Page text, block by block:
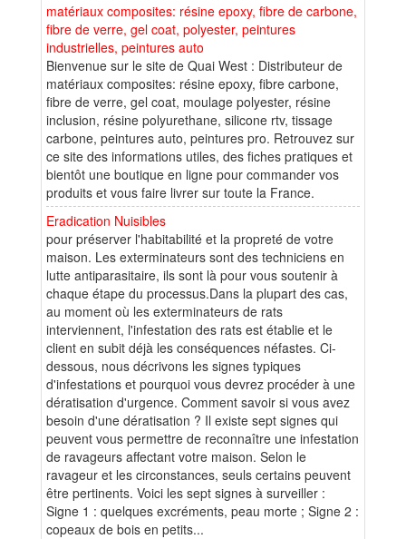
matériaux composites: résine epoxy, fibre de carbone,
fibre de verre, gel coat, polyester, peintures
industrielles, peintures auto
Bienvenue sur le site de Quai West : Distributeur de
matériaux composites: résine epoxy, fibre carbone,
fibre de verre, gel coat, moulage polyester, résine
inclusion, résine polyurethane, silicone rtv, tissage
carbone, peintures auto, peintures pro. Retrouvez sur
ce site des informations utiles, des fiches pratiques et
bientôt une boutique en ligne pour commander vos
produits et vous faire livrer sur toute la France.
Eradication Nuisibles
pour préserver l'habitabilité et la propreté de votre
maison. Les exterminateurs sont des techniciens en
lutte antiparasitaire, ils sont là pour vous soutenir à
chaque étape du processus.Dans la plupart des cas,
au moment où les exterminateurs de rats
interviennent, l'infestation des rats est établie et le
client en subit déjà les conséquences néfastes. Ci-
dessous, nous décrivons les signes typiques
d'infestations et pourquoi vous devrez procéder à une
dératisation d'urgence. Comment savoir si vous avez
besoin d'une dératisation ? Il existe sept signes qui
peuvent vous permettre de reconnaître une infestation
de ravageurs affectant votre maison. Selon le
ravageur et les circonstances, seuls certains peuvent
être pertinents. Voici les sept signes à surveiller :
Signe 1 : quelques excréments, peau morte ; Signe 2 :
copeaux de bois en petits...